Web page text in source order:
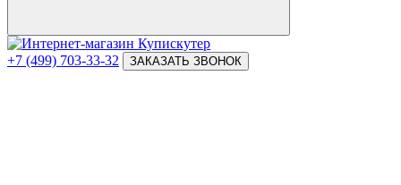
+7 (499) 703-33-32 ЗАКАЗАТЬ ЗВОНОК